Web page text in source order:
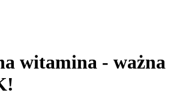
witamina - ważna